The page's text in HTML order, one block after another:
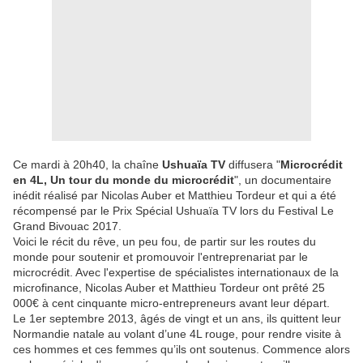
Ce mardi à 20h40, la chaîne Ushuaïa TV diffusera "Microcrédit
en 4L, Un tour du monde du microcrédit", un documentaire
inédit réalisé par Nicolas Auber et Matthieu Tordeur et qui a été
récompensé par le Prix Spécial Ushuaïa TV lors du Festival Le
Grand Bivouac 2017​.
Voici le récit du rêve, un peu fou, de partir sur les routes du
monde pour soutenir et promouvoir l'entreprenariat par le
microcrédit. Avec l'expertise de spécialistes internationaux de la
microfinance, Nicolas Auber et Matthieu Tordeur ont prêté 25
000€ à cent cinquante micro-entrepreneurs avant leur départ.
Le 1er septembre 2013, âgés de vingt et un ans, ils quittent leur
Normandie natale au volant d’une 4L rouge, pour rendre visite à
ces hommes et ces femmes qu’ils ont soutenus. Commence alors